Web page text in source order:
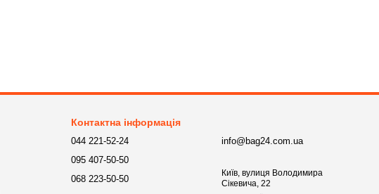
Контактна інформація
044 221-52-24
095 407-50-50
068 223-50-50
info@bag24.com.ua
Київ, вулиця Володимира
Сікевича, 22